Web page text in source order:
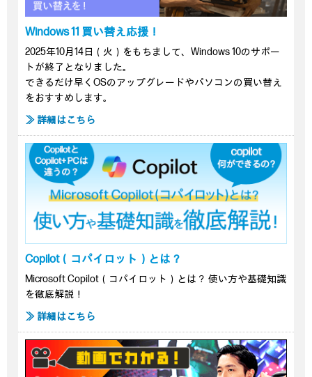
Windows 11 買い替え応援！
2025年10月14日（火）をもちまして、Windows 10のサポー
トが終了となりました。
できるだけ早くOSのアップグレードやパソコンの買い替え
をおすすめします。
≫ 詳細はこちら
Copilot（コパイロット）とは？
Microsoft Copilot（コパイロット）とは？ 使い方や基礎知識
を徹底解説！
≫ 詳細はこちら